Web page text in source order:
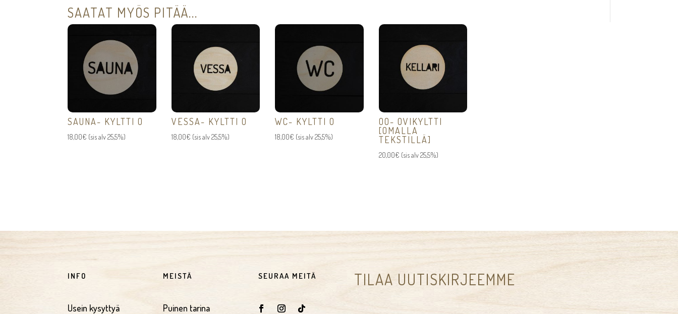
SAATAT MYÖS PITÄÄ...
SAUNA- KYLTTI O
18,00€ (sis alv 25,5%)
VESSA- KYLTTI O
18,00€ (sis alv 25,5%)
WC- KYLTTI O
18,00€ (sis alv 25,5%)
OO- OVIKYLTTI
[OMALLA
TEKSTILLÄ]
20,00€ (sis alv 25,5%)
INFO
Usein kysyttyä
MEISTÄ
Puinen tarina
SEURAA MEITÄ TILAA UUTISKIRJEEMME